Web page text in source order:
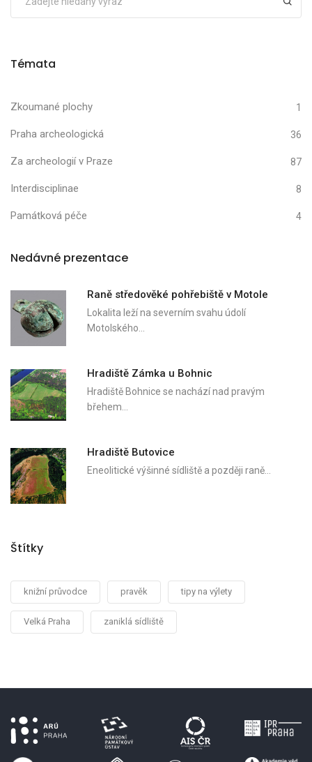
Témata
Zkoumané plochy 1
Praha archeologická 36
Za archeologií v Praze 87
Interdisciplinae 8
Památková péče 4
Nedávné prezentace
Raně středověké pohřebiště v Motole
Lokalita leží na severním svahu údolí
Motolského…
Hradiště Zámka u Bohnic
Hradiště Bohnice se nachází nad pravým
břehem…
Hradiště Butovice
Eneolitické výšinné sídliště a později raně…
Štítky
knižní průvodce pravěk tipy na výlety
Velká Praha zaniklá sídliště